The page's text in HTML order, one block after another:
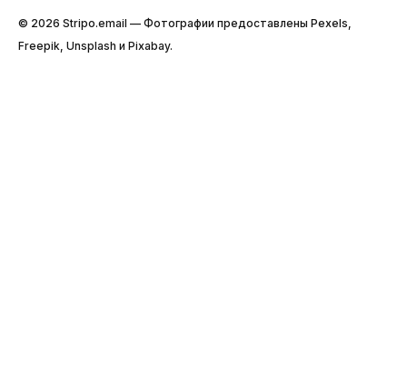
© 2026 Stripо.email — Фотографии предоставлены Pexels,
Freepik, Unsplash и Pixabay.